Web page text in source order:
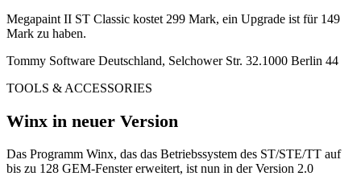
Megapaint II ST Classic kostet 299 Mark, ein Upgrade ist für 149
Mark zu haben.
Tommy Software Deutschland, Selchower Str. 32.1000 Berlin 44
TOOLS & ACCESSORIES
Winx in neuer Version
Das Programm Winx, das das Betriebssystem des ST/STE/TT auf
bis zu 128 GEM-Fenster erweitert, ist nun in der Version 2.0